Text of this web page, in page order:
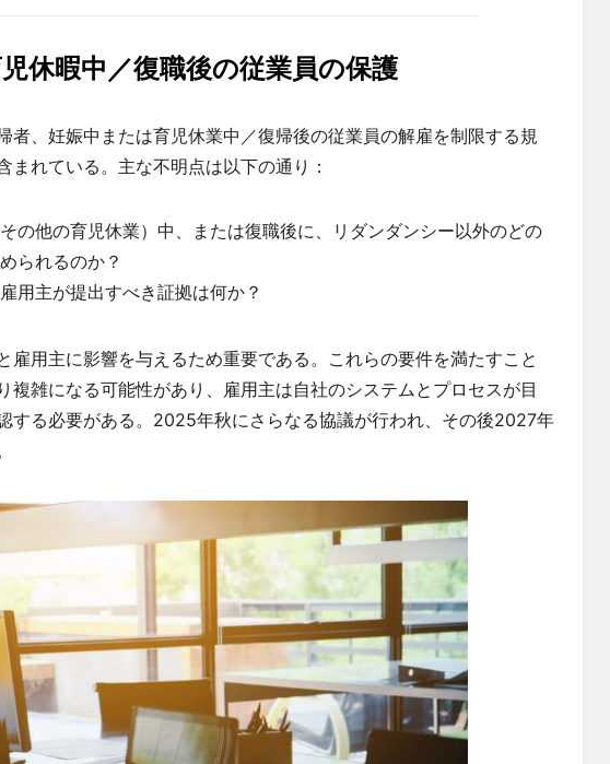
休暇中／復職後の従業員の保護
者、妊娠中または育児休業中／復帰後の従業員の解雇を制限する規
まれている。主な不明点は以下の通り：
の他の育児休業）中、または復職後に、リダンダンシー以外のどの
られるのか？
用主が提出すべき証拠は何か？
雇用主に影響を与えるため重要である。これらの要件を満たすこと
複雑になる可能性があり、雇用主は自社のシステムとプロセスが目
する必要がある。2025年秋にさらなる協議が行われ、その後2027年